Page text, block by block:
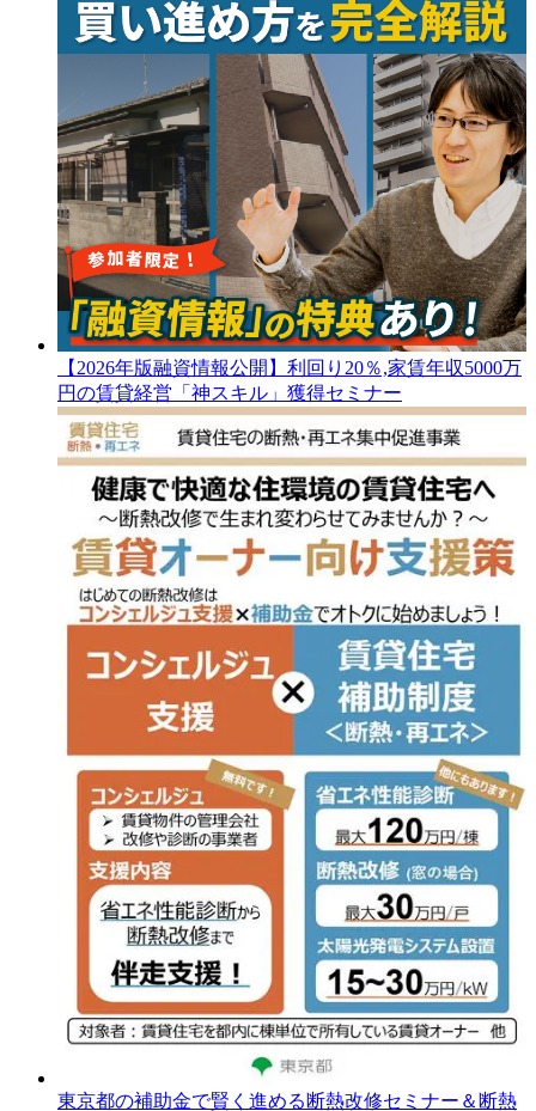
【2026年版融資情報公開】利回り20％,家賃年収5000万
円の賃貸経営「神スキル」獲得セミナー
東京都の補助金で賢く進める断熱改修セミナー＆断熱